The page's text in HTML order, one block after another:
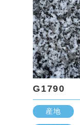
G1790
産地